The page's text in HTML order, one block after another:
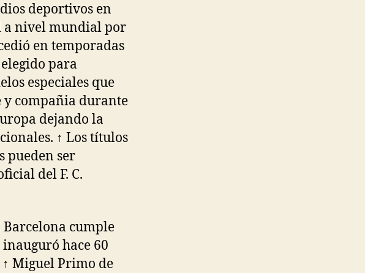
deportivos en
a nivel mundial por
en temporadas
para
especiales que
y compañia durante
dejando la
↑ Los títulos
pueden ser
del F. C.
Barcelona cumple
hace 60
Miguel Primo de